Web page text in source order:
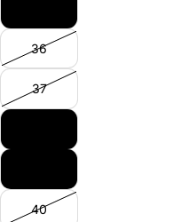
36
37
40